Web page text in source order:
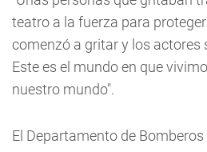
teatro a la fuerza para
comenzó a gritar y los actores
Este es el mundo en que
nuestro mundo".
El Departamento de